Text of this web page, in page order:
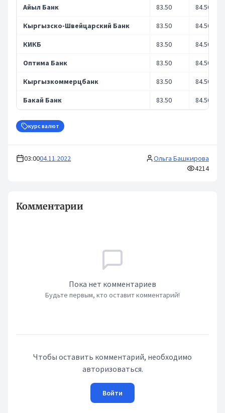
Айыл Банк 83.50 84.50
Кыргызско-Швейцарский Банк 83.50 84.50
КИКБ 83.50 84.50
Оптима Банк 83.50 84.50
Кыргызкоммерцбанк 83.50 84.50
Бакай Банк 83.50 84.50
курс валют
03:0004.11.2022
Ольга Башкирова
4214
Комментарии
Пока нет комментариев
Будьте первым, кто оставит комментарий!
Чтобы оставить комментарий, необходимо
авторизоваться.
Войти